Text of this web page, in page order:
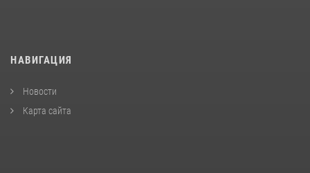
НАВИГАЦИЯ
Новости
Карта сайта